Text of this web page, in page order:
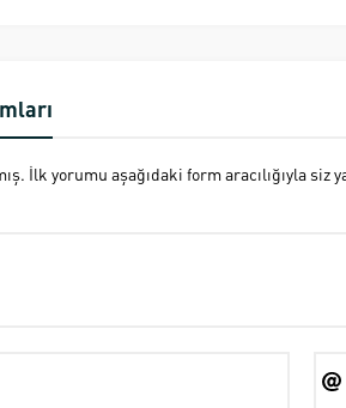
İlk yorumu aşağıdaki form aracılığıyla siz